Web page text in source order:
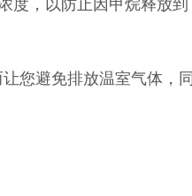
度，以防止因甲烷释放到
您避免排放温室气体，同